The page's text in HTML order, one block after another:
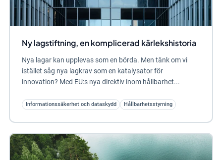
Ny lagstiftning, en komplicerad kärlekshistoria
Nya lagar kan upplevas som en börda. Men tänk om vi
istället såg nya lagkrav som en katalysator för
innovation? Med EU:s nya direktiv inom hållbarhet...
Informationssäkerhet och dataskydd Hållbarhetsstyrning